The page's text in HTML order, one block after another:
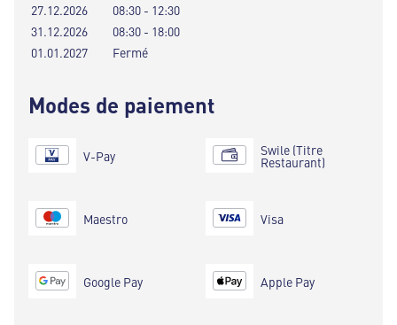
27.12.2026
08:30 - 12:30
31.12.2026
08:30 - 18:00
01.01.2027
Fermé
Modes de paiement
V-Pay
Maestro
Google Pay
Swile (Titre
Restaurant)
Visa
Apple Pay